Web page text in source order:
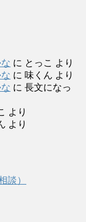
に とっこ より
に 味くん より
に 長文になっ
より
より
談）